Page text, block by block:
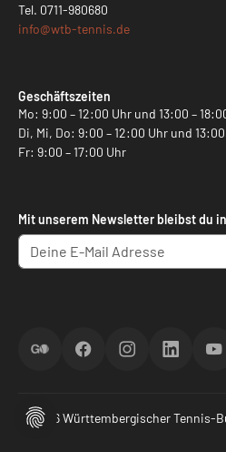
Tel. 0711-980680
info@wtb-tennis.de
Geschäftszeiten
Mo: 9:00 – 12:00 Uhr und 13:00 –
Di, Mi, Do: 9:00 – 12:00 Uhr und
Fr: 9:00 – 17:00 Uhr
Mit unserem Newsletter bleibst du
ScoreGOFacebookInstagramLinkedIn
© 2026 Württembergischer Tennis-